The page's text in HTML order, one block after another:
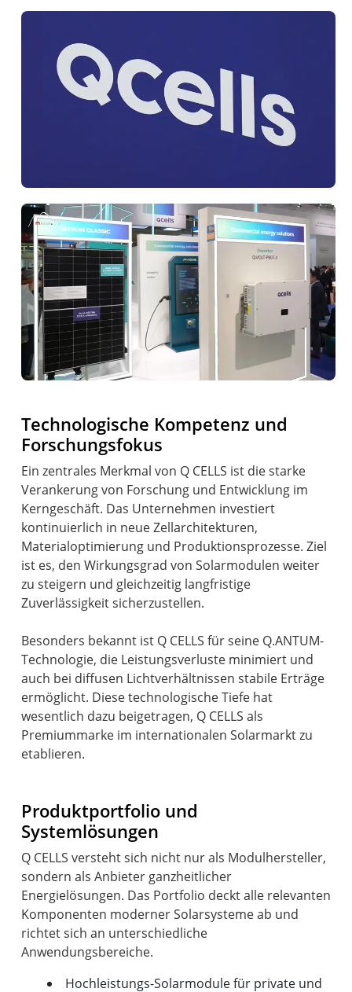
Technologische Kompetenz und
Forschungsfokus
Ein zentrales Merkmal von Q CELLS ist die starke
Verankerung von Forschung und Entwicklung im
Kerngeschäft. Das Unternehmen investiert
kontinuierlich in neue Zellarchitekturen,
Materialoptimierung und Produktionsprozesse. Ziel
ist es, den Wirkungsgrad von Solarmodulen weiter
zu steigern und gleichzeitig langfristige
Zuverlässigkeit sicherzustellen.
Besonders bekannt ist Q CELLS für seine Q.ANTUM-
Technologie, die Leistungsverluste minimiert und
auch bei diffusen Lichtverhältnissen stabile Erträge
ermöglicht. Diese technologische Tiefe hat
wesentlich dazu beigetragen, Q CELLS als
Premiummarke im internationalen Solarmarkt zu
etablieren.
Produktportfolio und
Systemlösungen
Q CELLS versteht sich nicht nur als Modulhersteller,
sondern als Anbieter ganzheitlicher
Energielösungen. Das Portfolio deckt alle relevanten
Komponenten moderner Solarsysteme ab und
richtet sich an unterschiedliche
Hochleistungs-Solarmodule für private und